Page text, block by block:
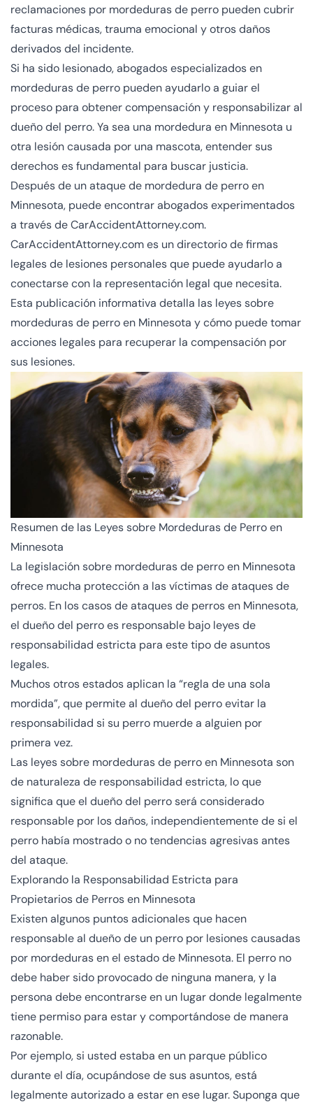
reclamaciones por mordeduras de perro pueden cubrir
facturas médicas, trauma emocional y otros daños
derivados del incidente.
Si ha sido lesionado, abogados especializados en
mordeduras de perro pueden ayudarlo a guiar el
proceso para obtener compensación y responsabilizar al
dueño del perro. Ya sea una mordedura en Minnesota u
otra lesión causada por una mascota, entender sus
derechos es fundamental para buscar justicia.
Después de un ataque de mordedura de perro en
Minnesota, puede encontrar abogados experimentados
a través de CarAccidentAttorney.com.
CarAccidentAttorney.com es un directorio de firmas
legales de lesiones personales que puede ayudarlo a
conectarse con la representación legal que necesita.
Esta publicación informativa detalla las leyes sobre
mordeduras de perro en Minnesota y cómo puede tomar
acciones legales para recuperar la compensación por
sus lesiones.
Resumen de las Leyes sobre Mordeduras de Perro en
Minnesota
La legislación sobre mordeduras de perro en Minnesota
ofrece mucha protección a las víctimas de ataques de
perros. En los casos de ataques de perros en Minnesota,
el dueño del perro es responsable bajo leyes de
responsabilidad estricta para este tipo de asuntos
legales.
Muchos otros estados aplican la “regla de una sola
mordida”, que permite al dueño del perro evitar la
responsabilidad si su perro muerde a alguien por
primera vez.
Las leyes sobre mordeduras de perro en Minnesota son
de naturaleza de responsabilidad estricta, lo que
significa que el dueño del perro será considerado
responsable por los daños, independientemente de si el
perro había mostrado o no tendencias agresivas antes
del ataque.
Explorando la Responsabilidad Estricta para
Propietarios de Perros en Minnesota
Existen algunos puntos adicionales que hacen
responsable al dueño de un perro por lesiones causadas
por mordeduras en el estado de Minnesota. El perro no
debe haber sido provocado de ninguna manera, y la
persona debe encontrarse en un lugar donde legalmente
tiene permiso para estar y comportándose de manera
razonable.
Por ejemplo, si usted estaba en un parque público
durante el día, ocupándose de sus asuntos, está
legalmente autorizado a estar en ese lugar. Suponga que